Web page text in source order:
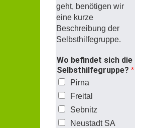
geht, benötigen wir
eine kurze
Beschreibung der
Selbsthilfegruppe.
Wo befindet sich die
Selbsthilfegruppe? *
Pirna
Freital
Sebnitz
Neustadt SA